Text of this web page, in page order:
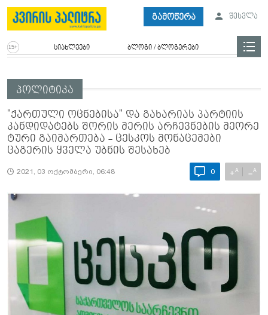
გამოწერა შესვლა
სიახლეები ბლოგი / ბლოგერები
პოლიტიკა
"ქართული ოცნებისა" და გახარიას პარტიის
კანდიდატებს შორის მერის არჩევნების მეორე
ტური გაიმართება - ცესკოს მონაცემები
ცაგერის ყველა უბნის შესახებ
2021, 03 ოქტომბერი, 06:48 0 +A −A